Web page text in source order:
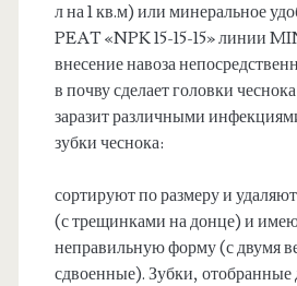
л на 1 кв.м) или минеральное
PEAT «NPK 15-15-15» линии
внесение навоза
в почву сделает головки
заразит различными
зубки чеснока:
сортируют по размеру и
(с трещинками на донце) и
неправильную форму (с двумя
сдвоенные). Зубки, отобранные